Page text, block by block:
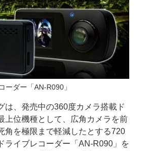
ーダー「AN-R090」
は、発売中の360度カメラ搭載ド
上位機種として、広角カメラを前
角を極限まで軽減したとする720
ライブレコーダー「AN-R090」を